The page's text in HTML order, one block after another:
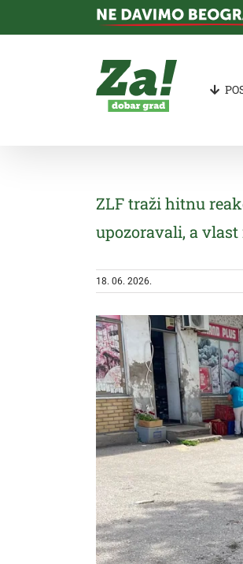
ZLF traži hitnu
upozoravali, a
18. 06. 2026.